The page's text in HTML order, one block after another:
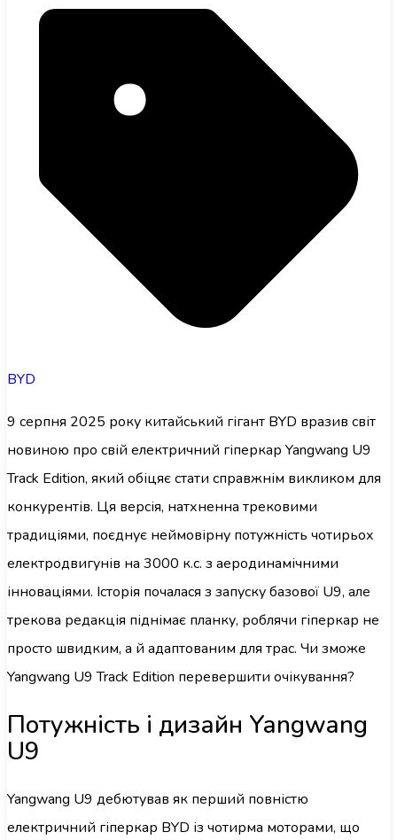
BYD
9 серпня 2025 року китайський гігант BYD вразив світ
новиною про свій електричний гіперкар Yangwang U9
Track Edition, який обіцяє стати справжнім викликом для
конкурентів. Ця версія, натхненна трековими
традиціями, поєднує неймовірну потужність чотирьох
електродвигунів на 3000 к.с. з аеродинамічними
інноваціями. Історія почалася з запуску базової U9, але
трекова редакція піднімає планку, роблячи гіперкар не
просто швидким, а й адаптованим для трас. Чи зможе
Yangwang U9 Track Edition перевершити очікування?
Потужність і дизайн Yangwang
U9
Yangwang U9 дебютував як перший повністю
електричний гіперкар BYD із чотирма моторами, що